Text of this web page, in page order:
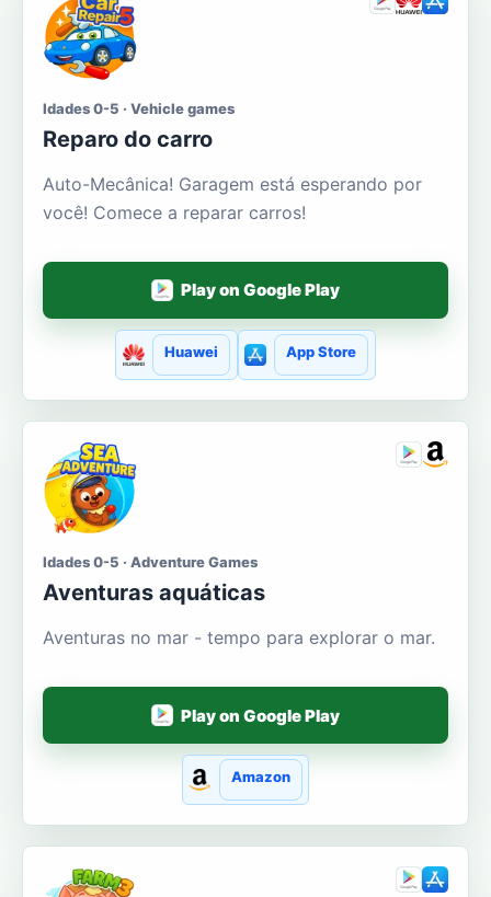
Idades 0-5 · Vehicle games
Reparo do carro
Auto-Mecânica! Garagem está esperando por
você! Comece a reparar carros!
Play on Google Play
Huawei App Store
Idades 0-5 · Adventure Games
Aventuras aquáticas
Aventuras no mar - tempo para explorar o mar.
Play on Google Play
Amazon